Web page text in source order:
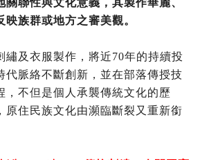
聯性與文化意義，其製作華麗、
族群或地方之審美觀。
繡及衣服製作，將近70年的持續投
代脈絡不斷創新，並在部落傳授技
，不但是個人承襲傳統文化的歷
原住民族文化由瀕臨斷裂又重新銜